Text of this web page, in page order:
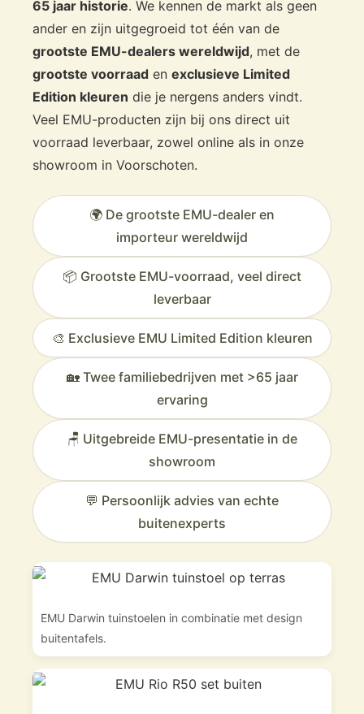
65 jaar historie. We kennen de markt als geen
ander en zijn uitgegroeid tot één van de
grootste EMU-dealers wereldwijd, met de
grootste voorraad en exclusieve Limited
Edition kleuren die je nergens anders vindt.
Veel EMU-producten zijn bij ons direct uit
voorraad leverbaar, zowel online als in onze
showroom in Voorschoten.
🌍 De grootste EMU-dealer en
importeur wereldwijd
📦 Grootste EMU-voorraad, veel direct
leverbaar
🎨 Exclusieve EMU Limited Edition kleuren
🏡 Twee familiebedrijven met >65 jaar
ervaring
🪑 Uitgebreide EMU-presentatie in de
showroom
💬 Persoonlijk advies van echte
buitenexperts
EMU Darwin tuinstoelen in combinatie met design
buitentafels.